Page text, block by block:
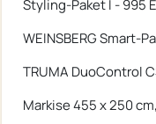
Styling-Paket I - 995
WEINSBERG Smart-
TRUMA DuoControl
Markise 455 x 250